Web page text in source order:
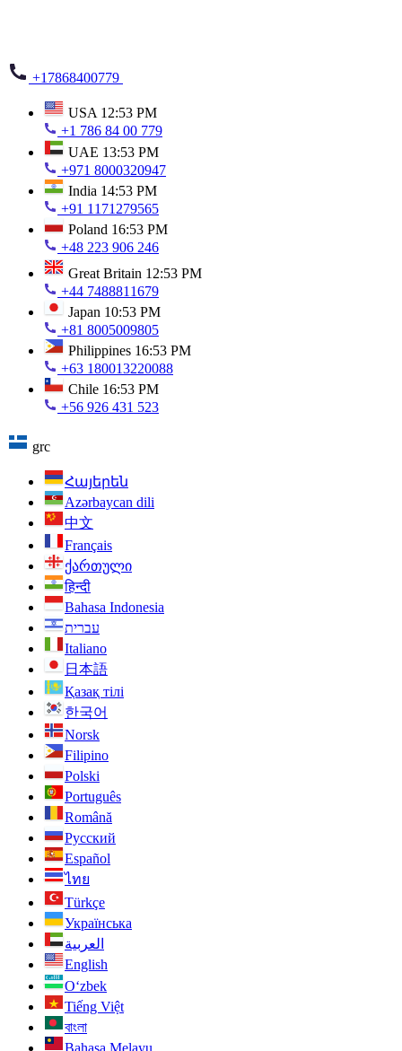
+17868400779
USA 12:53 PM
+1 786 84 00 779
UAE 13:53 PM
+971 8000320947
India 14:53 PM
+91 1171279565
Poland 16:53 PM
+48 223 906 246
Great Britain 12:53 PM
+44 7488811679
Japan 10:53 PM
+81 8005009805
Philippines 16:53 PM
+63 180013220088
Chile 16:53 PM
+56 926 431 523
grc
Հայերեն
Azərbaycan dili
中文
Français
ქართული
हिन्दी
Bahasa Indonesia
עברית
Italiano
日本語
Қазақ тілі
한국어
Norsk
Filipino
Polski
Português
Română
Русский
Español
ไทย
Türkçe
Українська
العربية
English
O‘zbek
Tiếng Việt
বাংলা
Bahasa Melayu